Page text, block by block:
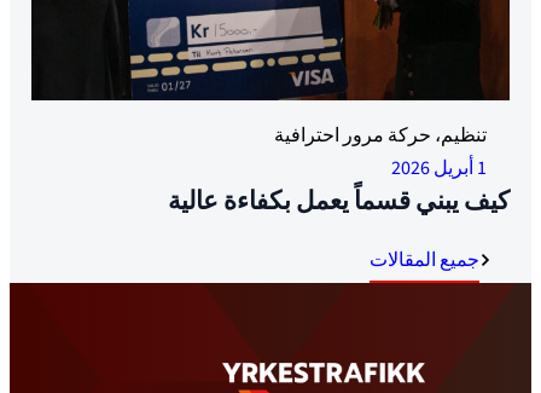
جميع المقالات
الشرف والشرف والشيك: حصل كيرت بيدرسن على الجائزة
من آن كريستين موباك من جينسيديج وزعيم النقابة ترود
ساندي. الصورة: أويفيند هنريكسن
تنظيم، حركة مرور احترافية
1 أبريل 2026
كيف يبني قسماً يعمل بكفاءة عالية